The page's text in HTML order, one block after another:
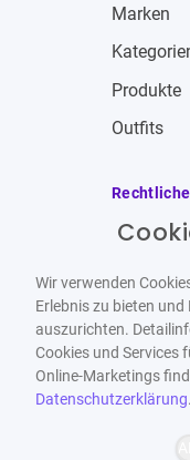
Marken
Produkte
Outfits
Wir verwenden
Erlebnis zu bieten
auszurichten.
Cookies und Services
Online-Marketings
Datenschutzerklärung.